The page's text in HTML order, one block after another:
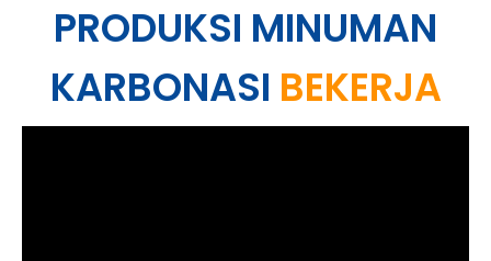
PRODUKSI MINUMAN
KARBONASI BEKERJA